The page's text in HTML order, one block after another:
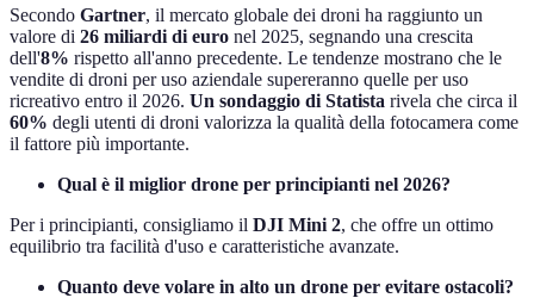
Secondo Gartner, il mercato globale dei droni ha raggiunto un
valore di 26 miliardi di euro nel 2025, segnando una crescita
dell'8% rispetto all'anno precedente. Le tendenze mostrano che le
vendite di droni per uso aziendale supereranno quelle per uso
ricreativo entro il 2026. Un sondaggio di Statista rivela che circa il
60% degli utenti di droni valorizza la qualità della fotocamera come
il fattore più importante.
Qual è il miglior drone per principianti nel 2026?
Per i principianti, consigliamo il DJI Mini 2, che offre un ottimo
equilibrio tra facilità d'uso e caratteristiche avanzate.
Quanto deve volare in alto un drone per evitare ostacoli?